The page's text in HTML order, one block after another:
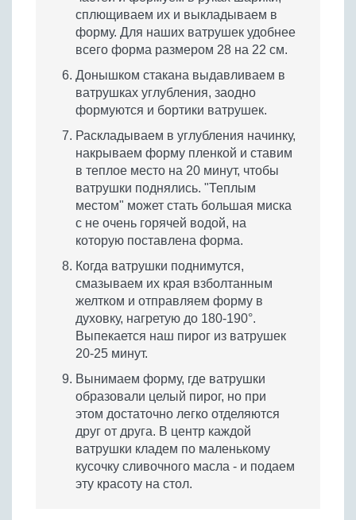
сплющиваем их и выкладываем в
форму. Для наших ватрушек удобнее
всего форма размером 28 на 22 см.
Донышком стакана выдавливаем в
ватрушках углубления, заодно
формуются и бортики ватрушек.
Раскладываем в углубления начинку,
накрываем форму пленкой и ставим
в теплое место на 20 минут, чтобы
ватрушки поднялись. "Теплым
местом" может стать большая миска
с не очень горячей водой, на
которую поставлена форма.
Когда ватрушки поднимутся,
смазываем их края взболтанным
желтком и отправляем форму в
духовку, нагретую до 180-190°.
Выпекается наш пирог из ватрушек
20-25 минут.
Вынимаем форму, где ватрушки
образовали целый пирог, но при
этом достаточно легко отделяются
друг от друга. В центр каждой
ватрушки кладем по маленькому
кусочку сливочного масла - и подаем
эту красоту на стол.